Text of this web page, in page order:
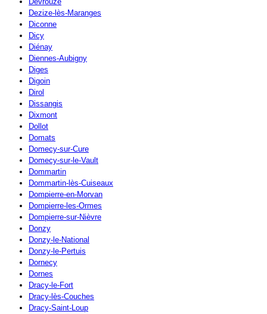
Dezize-lès-Maranges
Diconne
Dicy
Diénay
Diennes-Aubigny
Diges
Digoin
Dirol
Dissangis
Dixmont
Dollot
Domats
Domecy-sur-Cure
Domecy-sur-le-Vault
Dommartin
Dommartin-lès-Cuiseaux
Dompierre-en-Morvan
Dompierre-les-Ormes
Dompierre-sur-Nièvre
Donzy
Donzy-le-National
Donzy-le-Pertuis
Dornecy
Dornes
Dracy-le-Fort
Dracy-lès-Couches
Dracy-Saint-Loup